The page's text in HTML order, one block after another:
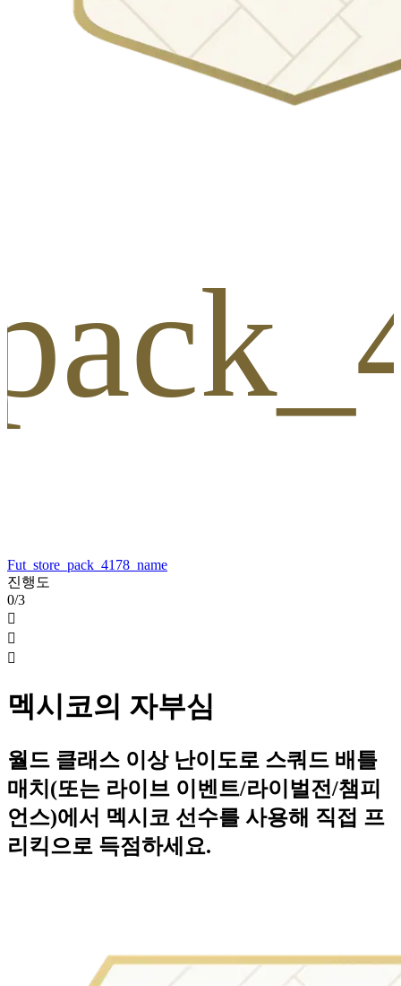
Fut_store_pack_4178_name
진행도
0/3



멕시코의 자부심
월드 클래스 이상 난이도로 스쿼드 배틀
매치(또는 라이브 이벤트/라이벌전/챔피
언스)에서 멕시코 선수를 사용해 직접 프
리킥으로 득점하세요.